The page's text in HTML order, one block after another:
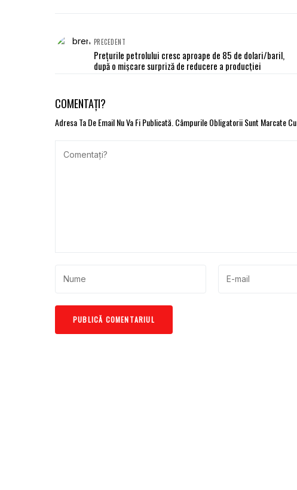
PRECEDENT
Prețurile petrolului cresc aproape de 85 de dolari/baril,
după o mișcare surpriză de reducere a producției
COMENTAȚI?
Adresa Ta De Email Nu Va Fi Publicată. Câmpurile Obligatorii Sunt Marcate Cu